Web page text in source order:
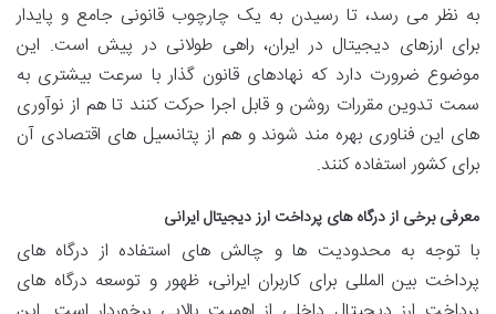
به نظر می رسد، تا رسیدن به یک چارچوب قانونی جامع و پایدار
برای ارزهای دیجیتال در ایران، راهی طولانی در پیش است. این
موضوع ضرورت دارد که نهادهای قانون گذار با سرعت بیشتری به
سمت تدوین مقررات روشن و قابل اجرا حرکت کنند تا هم از نوآوری
های این فناوری بهره مند شوند و هم از پتانسیل های اقتصادی آن
برای کشور استفاده کنند.
معرفی برخی از درگاه های پرداخت ارز دیجیتال ایرانی
با توجه به محدودیت ها و چالش های استفاده از درگاه های
پرداخت بین المللی برای کاربران ایرانی، ظهور و توسعه درگاه های